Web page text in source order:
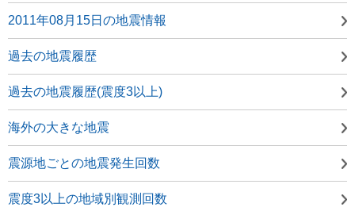
2011年08月15日の地震情報
過去の地震履歴
過去の地震履歴(震度3以上)
海外の大きな地震
震源地ごとの地震発生回数
震度3以上の地域別観測回数